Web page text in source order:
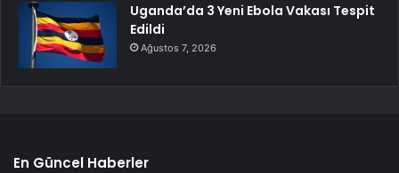
Uganda’da 3 Yeni Ebola Vakası Tespit
Edildi
Ağustos 7, 2026
En Güncel Haberler